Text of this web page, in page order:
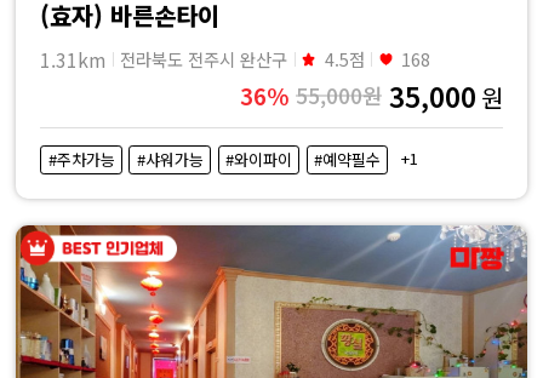
(효자) 바른손타이
1.31km 전라북도 전주시 완산구 4.5점 168
36% 55,000원 35,000 원
#주차가능 #샤워가능 #와이파이 #예약필수 +1